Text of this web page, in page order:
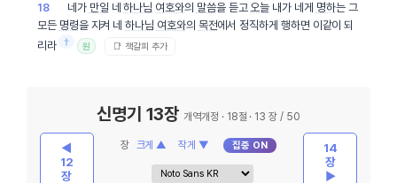
18 네가 만일 네하나님 여호와의 말씀을 듣고 오늘 내가 네게 명하는 그
모든 명령을 지켜 네하나님 여호와의 목전에서 정직하게 행하면 이같이 되
리라 † 원 📑 책갈피 추가
◀
12
장
신명기 13장개역개정 · 18절 · 13 장 / 50
장 크게 ▲ 작게 ▼ 집중 ON
14
장
▶